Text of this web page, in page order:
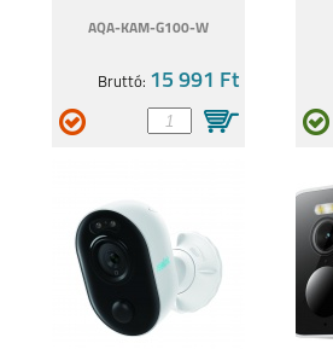
S26 PLUS
S26 ULTRA
SAMSUNG GALAXY
SAMSUNG GALAXY
A37
AQA-KAM-G100-W
Bruttó: 15 991 Ft